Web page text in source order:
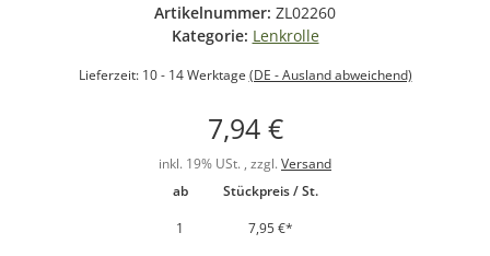
Artikelnummer: ZL02260
Kategorie: Lenkrolle
Lieferzeit: 10 - 14 Werktage (DE - Ausland abweichend)
7,94 €
inkl. 19% USt. , zzgl. Versand
ab
Stückpreis / St.
1
7,95 €*